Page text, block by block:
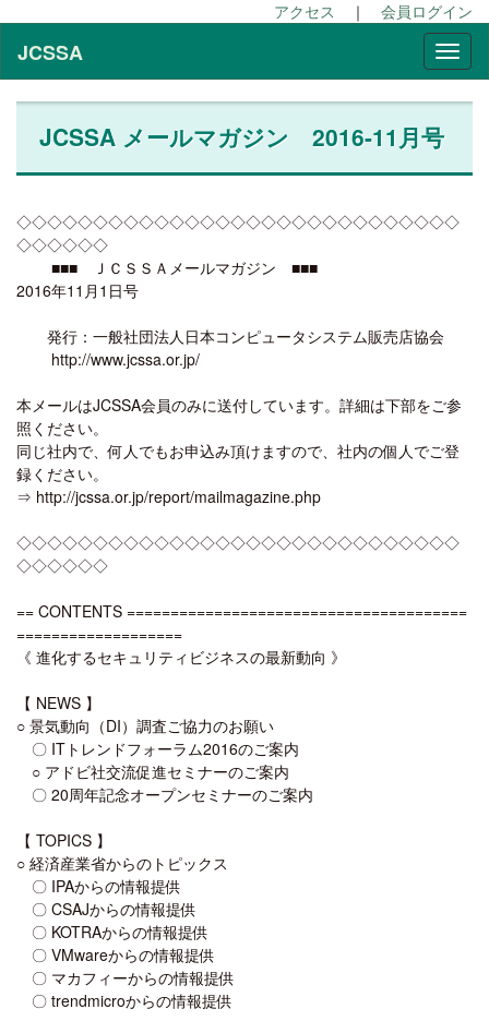
アクセス ｜ 会員ログイン
JCSSA
JCSSA メールマガジン 2016-11月号
◇◇◇◇◇◇◇◇◇◇◇◇◇◇◇◇◇◇◇◇◇◇◇◇◇◇◇◇◇
◇◇◇◇◇◇
■■■ ＪＣＳＳＡメールマガジン ■■■
2016年11月1日号
発行：一般社団法人日本コンピュータシステム販売店協会
http://www.jcssa.or.jp/
本メールはJCSSA会員のみに送付しています。詳細は下部をご参
照ください。
同じ社内で、何人でもお申込み頂けますので、社内の個人でご登
録ください。
⇒ http://jcssa.or.jp/report/mailmagazine.php
◇◇◇◇◇◇◇◇◇◇◇◇◇◇◇◇◇◇◇◇◇◇◇◇◇◇◇◇◇
◇◇◇◇◇◇
== CONTENTS =======================================
===================
《 進化するセキュリティビジネスの最新動向 》
【 NEWS 】
○ 景気動向（DI）調査ご協力のお願い
〇 ITトレンドフォーラム2016のご案内
○ アドビ社交流促進セミナーのご案内
〇 20周年記念オープンセミナーのご案内
【 TOPICS 】
○ 経済産業省からのトピックス
〇 IPAからの情報提供
〇 CSAJからの情報提供
〇 KOTRAからの情報提供
〇 VMwareからの情報提供
〇 マカフィーからの情報提供
〇 trendmicroからの情報提供